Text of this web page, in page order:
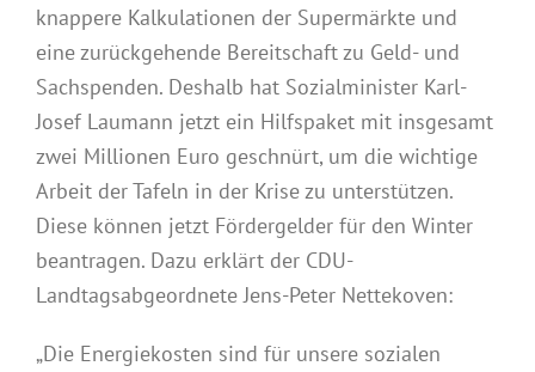
knappere Kalkulationen der Supermärkte und
eine zurückgehende Bereitschaft zu Geld- und
Sachspenden. Deshalb hat Sozialminister Karl-
Josef Laumann jetzt ein Hilfspaket mit insgesamt
zwei Millionen Euro geschnürt, um die wichtige
Arbeit der Tafeln in der Krise zu unterstützen.
Diese können jetzt Fördergelder für den Winter
beantragen. Dazu erklärt der CDU-
Landtagsabgeordnete Jens-Peter Nettekoven:
„Die Energiekosten sind für unsere sozialen